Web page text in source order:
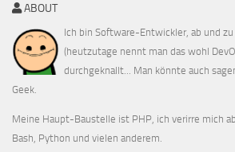
ABOUT
Ich bin Software-Entwickler, ab und
(heutzutage nennt man das wohl
durchgeknallt... Man könnte auch
Geek.
Meine Haupt-Baustelle ist PHP, ich verirre mich
Bash, Python und vielen anderem.